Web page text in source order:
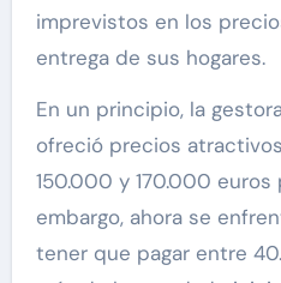
imprevistos en los
entrega de sus hogares.
En un principio, la
ofreció precios
150.000 y 170.000
embargo, ahora se
tener que pagar entre